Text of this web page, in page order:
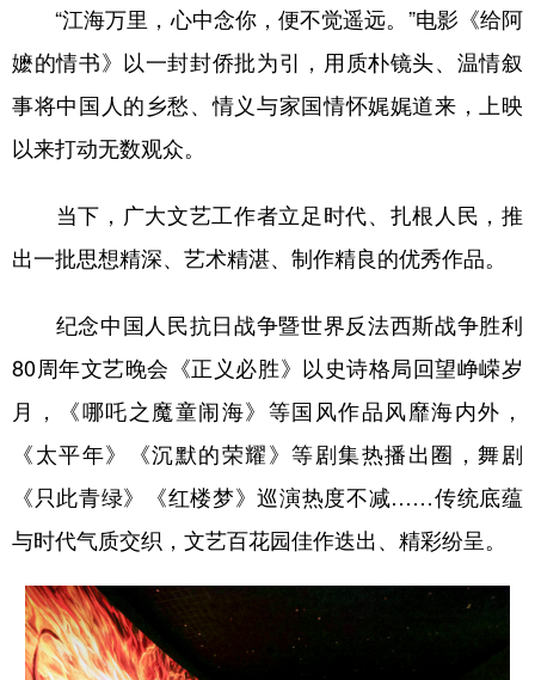
“江海万里，心中念你，便不觉遥远。”电影《给阿
嬷的情书》以一封封侨批为引，用质朴镜头、温情叙
事将中国人的乡愁、情义与家国情怀娓娓道来，上映
以来打动无数观众。
当下，广大文艺工作者立足时代、扎根人民，推
出一批思想精深、艺术精湛、制作精良的优秀作品。
纪念中国人民抗日战争暨世界反法西斯战争胜利
80周年文艺晚会《正义必胜》以史诗格局回望峥嵘岁
月，《哪吒之魔童闹海》等国风作品风靡海内外，
《太平年》《沉默的荣耀》等剧集热播出圈，舞剧
《只此青绿》《红楼梦》巡演热度不减……传统底蕴
与时代气质交织，文艺百花园佳作迭出、精彩纷呈。